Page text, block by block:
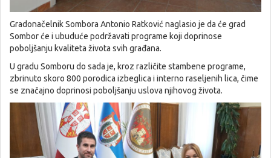
Gradonačelnik Sombora Antonio Ratković naglasio je da će grad
Sombor će i ubuduće podržavati programe koji doprinose
poboljšanju kvaliteta života svih građana.
U gradu Somboru do sada je, kroz različite stambene programe,
zbrinuto skoro 800 porodica izbeglica i interno raseljenih lica, čime
se značajno doprinosi poboljšanju uslova njihovog života.